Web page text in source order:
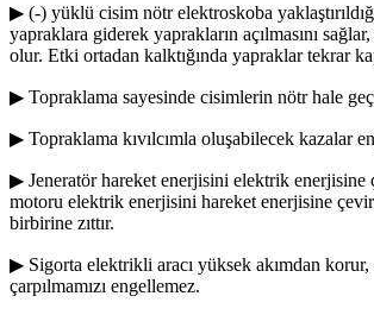
▶ (-) yüklü cisim nötr elektroskoba
yapraklara giderek yaprakların açılmasını
olur. Etki ortadan kalktığında yapraklar tekrar
▶ Topraklama sayesinde cisimlerin nötr hale
▶ Topraklama kıvılcımla oluşabilecek kazalar
▶ Jeneratör hareket enerjisini elektrik enerjisine
motoru elektrik enerjisini hareket enerjisine
birbirine zıttır.
▶ Sigorta elektrikli aracı yüksek akımdan
çarpılmamızı engellemez.